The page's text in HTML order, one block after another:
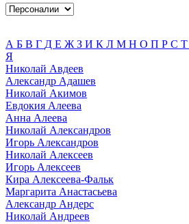
А Б В Г Д Е ЖЗ И К Л М Н О П Р С Т
Я
Николай Авдеев
Александр Адашев
Николай Акимов
Евдокия Алеева
Анна Алеева
Николай Александров
Игорь Александров
Николай Алексеев
Игорь Алексеев
Кира Алексеева-Фальк
Маргарита Анастасьева
Александр Андерс
Николай Андреев